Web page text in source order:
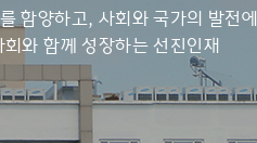
함양하고, 사회와 국가의 발전
와 함께 성장하는 선진인재